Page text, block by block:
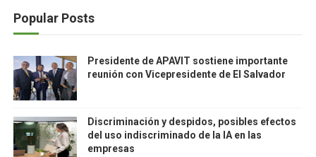
Popular Posts
Presidente de APAVIT sostiene importante
reunión con Vicepresidente de El Salvador
Discriminación y despidos, posibles efectos
del uso indiscriminado de la IA en las
empresas